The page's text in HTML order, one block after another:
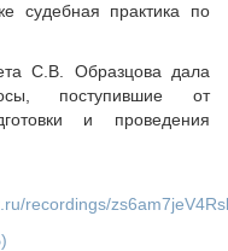
судебная практика по
С.В. Образцова дала
поступившие от
и проведения
recordings/